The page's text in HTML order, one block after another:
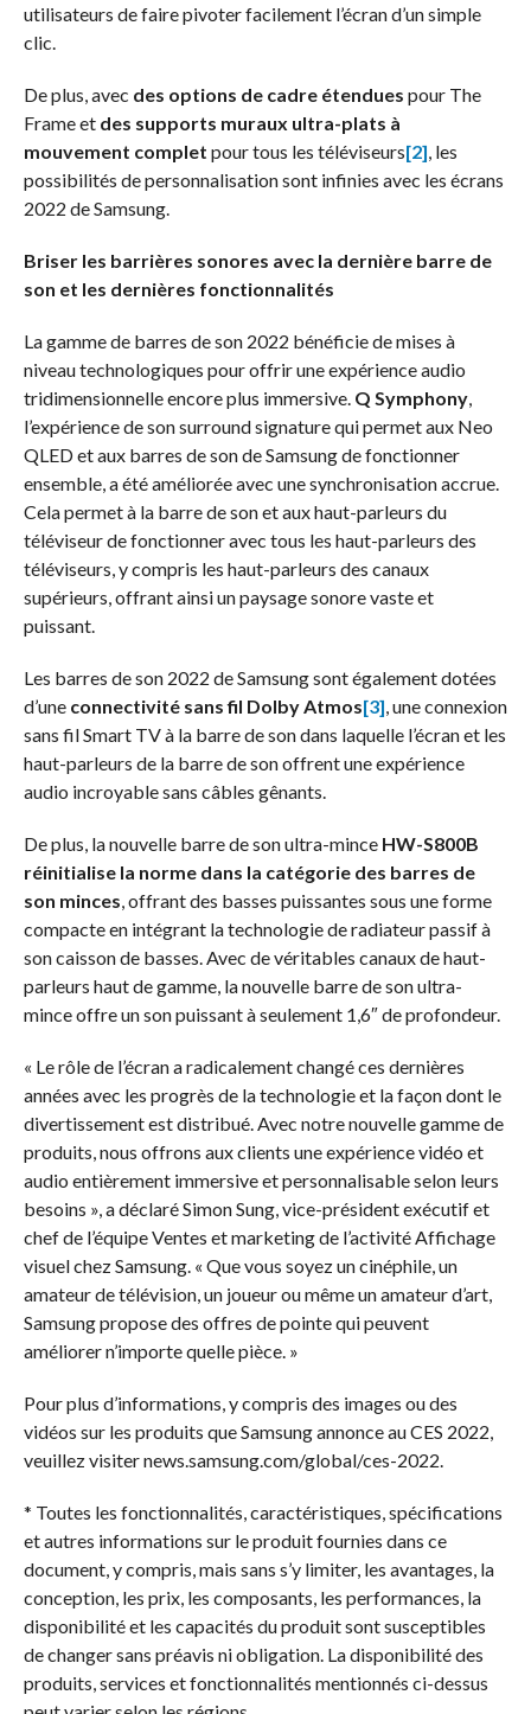
utilisateurs de faire pivoter facilement l’écran d’un simple
clic.
De plus, avec des options de cadre étendues pour The
Frame et des supports muraux ultra-plats à
mouvement complet pour tous les téléviseurs[2] , les
possibilités de personnalisation sont infinies avec les écrans
2022 de Samsung.
Briser les barrières sonores avec la dernière barre de
son et les dernières fonctionnalités
La gamme de barres de son 2022 bénéficie de mises à
niveau technologiques pour offrir une expérience audio
tridimensionnelle encore plus immersive. Q Symphony,
l’expérience de son surround signature qui permet aux Neo
QLED et aux barres de son de Samsung de fonctionner
ensemble, a été améliorée avec une synchronisation accrue.
Cela permet à la barre de son et aux haut-parleurs du
téléviseur de fonctionner avec tous les haut-parleurs des
téléviseurs, y compris les haut-parleurs des canaux
supérieurs, offrant ainsi un paysage sonore vaste et
puissant.
Les barres de son 2022 de Samsung sont également dotées
d’une connectivité sans fil Dolby Atmos[3] , une connexion
sans fil Smart TV à la barre de son dans laquelle l’écran et les
haut-parleurs de la barre de son offrent une expérience
audio incroyable sans câbles gênants.
De plus, la nouvelle barre de son ultra-mince HW-S800B
réinitialise la norme dans la catégorie des barres de
son minces , offrant des basses puissantes sous une forme
compacte en intégrant la technologie de radiateur passif à
son caisson de basses. Avec de véritables canaux de haut-
parleurs haut de gamme, la nouvelle barre de son ultra-
mince offre un son puissant à seulement 1,6″ de profondeur.
« Le rôle de l’écran a radicalement changé ces dernières
années avec les progrès de la technologie et la façon dont le
divertissement est distribué. Avec notre nouvelle gamme de
produits, nous offrons aux clients une expérience vidéo et
audio entièrement immersive et personnalisable selon leurs
besoins », a déclaré Simon Sung, vice-président exécutif et
chef de l’équipe Ventes et marketing de l’activité Affichage
visuel chez Samsung. « Que vous soyez un cinéphile, un
amateur de télévision, un joueur ou même un amateur d’art,
Samsung propose des offres de pointe qui peuvent
améliorer n’importe quelle pièce. »
Pour plus d’informations, y compris des images ou des
vidéos sur les produits que Samsung annonce au CES 2022,
veuillez visiter news.samsung.com/global/ces-2022.
* Toutes les fonctionnalités, caractéristiques, spécifications
et autres informations sur le produit fournies dans ce
document, y compris, mais sans s’y limiter, les avantages, la
conception, les prix, les composants, les performances, la
disponibilité et les capacités du produit sont susceptibles
de changer sans préavis ni obligation. La disponibilité des
produits, services et fonctionnalités mentionnés ci-dessus